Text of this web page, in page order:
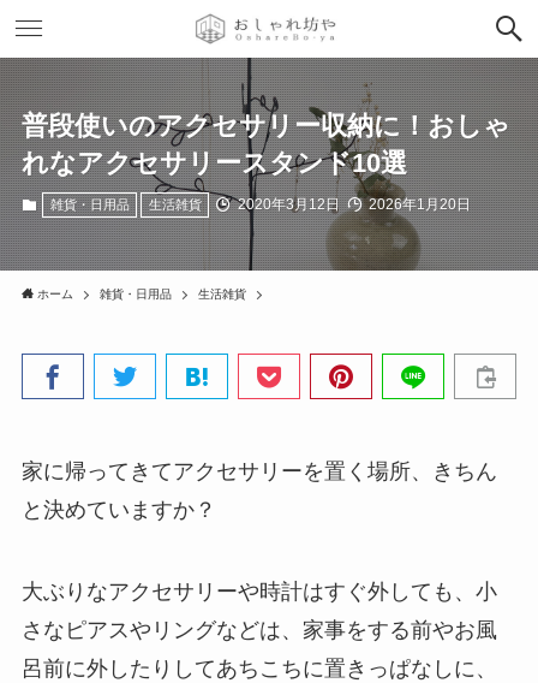
普段使いのアクセサリー収納に！おしゃ
れなアクセサリースタンド10選
雑貨・日用品 生活雑貨 2020年3月12日 2026年1月20日
ホーム 雑貨・日用品 生活雑貨
家に帰ってきてアクセサリーを置く場所、きちん
と決めていますか？
大ぶりなアクセサリーや時計はすぐ外しても、小
さなピアスやリングなどは、家事をする前やお風
呂前に外したりしてあちこちに置きっぱなしに、